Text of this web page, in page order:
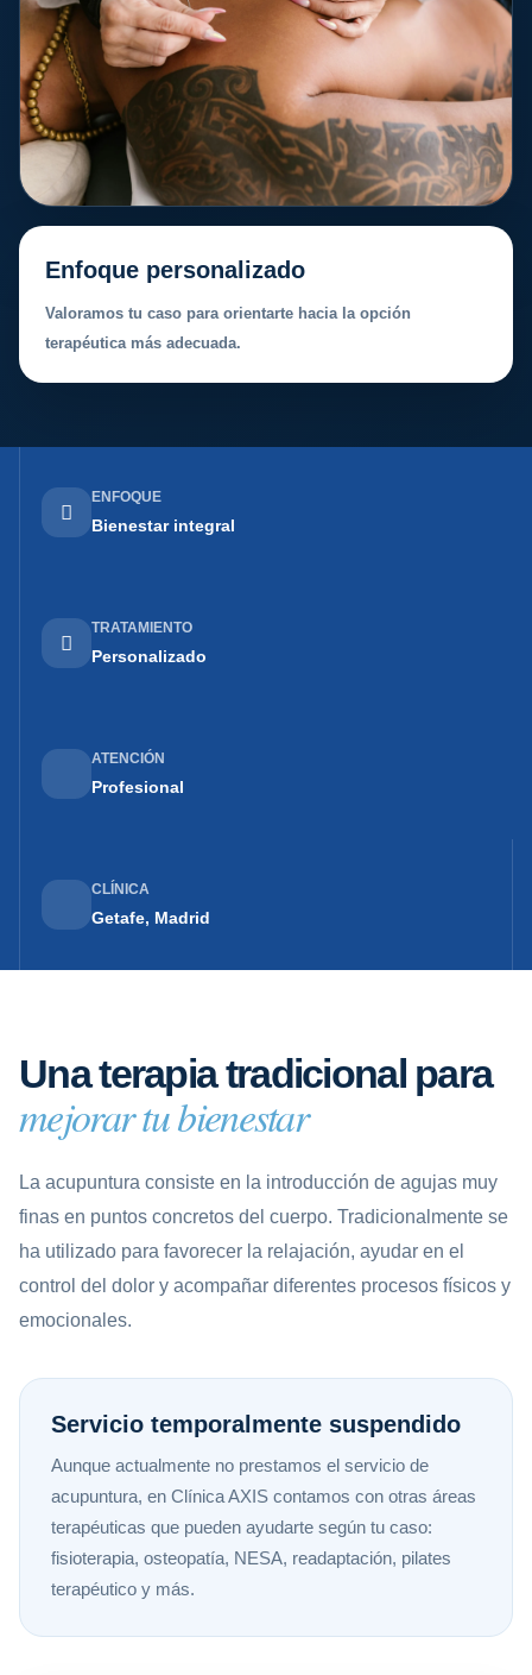
Enfoque personalizado
Valoramos tu caso para orientarte hacia la opción
terapéutica más adecuada.
ENFOQUE
Bienestar integral
TRATAMIENTO
Personalizado
ATENCIÓN
Profesional
CLÍNICA
Getafe, Madrid
Una terapia tradicional para
mejorar tu bienestar
La acupuntura consiste en la introducción de agujas muy
finas en puntos concretos del cuerpo. Tradicionalmente se
ha utilizado para favorecer la relajación, ayudar en el
control del dolor y acompañar diferentes procesos físicos y
emocionales.
Servicio temporalmente suspendido
Aunque actualmente no prestamos el servicio de
acupuntura, en Clínica AXIS contamos con otras áreas
terapéuticas que pueden ayudarte según tu caso:
fisioterapia, osteopatía, NESA, readaptación, pilates
terapéutico y más.